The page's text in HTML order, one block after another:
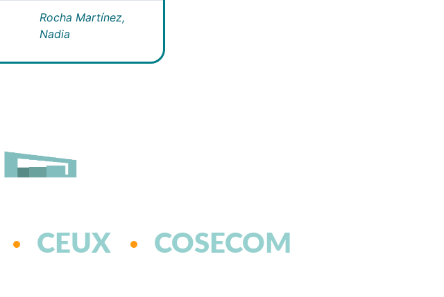
Rocha Martínez,
Nadia
CEUX COSECOM